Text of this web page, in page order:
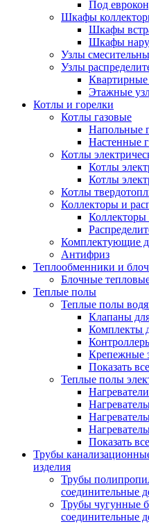
Под
Шкафы
Шкафы
Шкафы
Узлы
Узлы
Этажные
Котлы и горелки
Котлы газовые
Напольные
Настенные
Котлы
Котлы
Котлы
Котлы
Коллекторы и
Коллекторы
Комплектующие
Антифриз
Теплообменники и
Блочные
Теплые полы
Теплые полы
Клапаны
Комплекты
Крепежные
Показать все
Теплые полы
Показать все
Трубы
изделия
Трубы
соединительные
Трубы чугунные
соединительные